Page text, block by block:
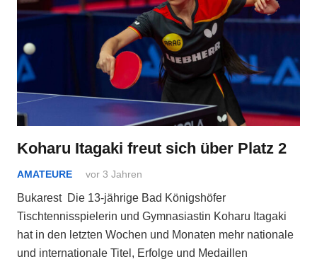
Koharu Itagaki freut sich über Platz 2
AMATEURE vor 3 Jahren
Bukarest Die 13-jährige Bad Königshöfer
Tischtennisspielerin und Gymnasiastin Koharu Itagaki
hat in den letzten Wochen und Monaten mehr nationale
und internationale Titel, Erfolge und Medaillen